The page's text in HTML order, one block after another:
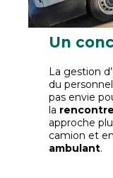
Un
La gestion
du
pas envie
la
approche
camion et
ambulant.